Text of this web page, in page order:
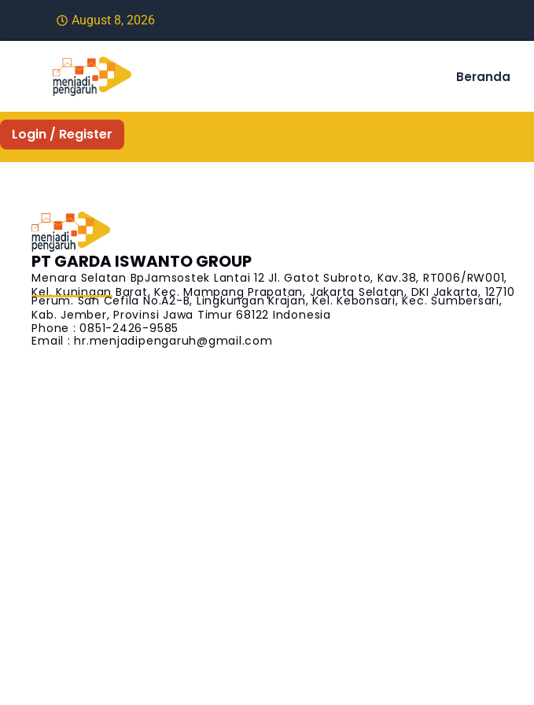
August 8, 2026
Beranda
Login / Register
PT GARDA ISWANTO GROUP
Menara Selatan BpJamsostek Lantai 12 Jl. Gatot Subroto, Kav.38, RT006/RW001,
Kel. Kuningan Barat, Kec. Mampang Prapatan, Jakarta Selatan, DKI Jakarta, 12710
Perum. San Cefila No.A2-B, Lingkungan Krajan, Kel. Kebonsari, Kec. Sumbersari,
Kab. Jember, Provinsi Jawa Timur 68122 Indonesia
Phone : 0851-2426-9585
Email :hr.menjadipengaruh@gmail.com